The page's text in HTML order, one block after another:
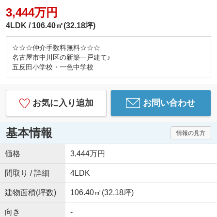
3,444万円
4LDK 106.40㎡(32.18坪)
☆☆☆仲介手数料無料☆☆☆
名古屋市中川区の新築一戸建て♪
五反田小学校・一色中学校
お気に入り追加 お問い合わせ
基本情報 情報の見方
価格 3,444万円
間取り / 詳細 4LDK
建物面積(坪数) 106.40㎡(32.18坪)
向き -